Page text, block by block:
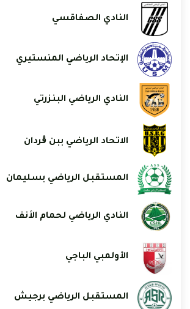
النادي الصفاقسي
الإتحاد الرياضي المنستيري
النادي الرياضي البنزرتي
الاتحاد الرياضي ببن ڨردان
المستقبل الرياضي بسليمان
النادي الرياضي لحمام الأنف
الأولمبي الباجي
المستقبل الرياضي برجيش